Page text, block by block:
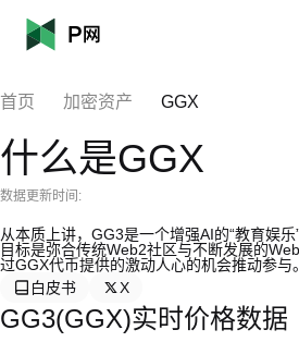
首页 加密资产 GGX
什么是GGX
数据更新时间:
从本质上讲，GG3是一个增强AI的“教育娱
目标是弥合传统Web2社区与不断发展的
过GGX代币提供的激动人心的机会推动参与。
白皮书
X
GG3(GGX)实时价格数据